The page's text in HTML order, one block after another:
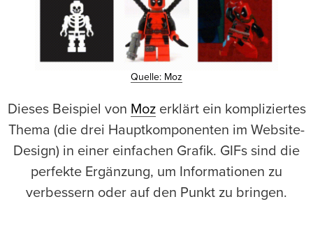
Quelle: Moz
Dieses Beispiel von Mozerklärt ein kompliziertes
Thema (die drei Hauptkomponenten im Website-
Design) in einer einfachen Grafik. GIFs sind die
perfekte Ergänzung, um Informationen zu
verbessern oder auf den Punkt zu bringen.